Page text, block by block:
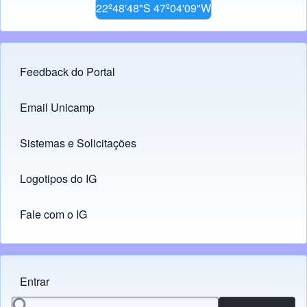
22º48'48"S 47º04'09"W
Footer menu
Feedback do Portal
Links
Email Unicamp
(opens in new tab)
Sistemas e Solicitações
(opens in new tab)
Logotipos do IG
(opens in new tab)
Fale com o IG
Menu do usuário
Entrar